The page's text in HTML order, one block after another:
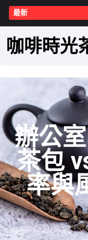
最新
咖啡時光
辦公
茶包
率與